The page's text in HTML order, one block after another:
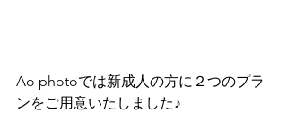
Ao photoでは新成人の方に２つのプラ
ンをご用意いたしました♪